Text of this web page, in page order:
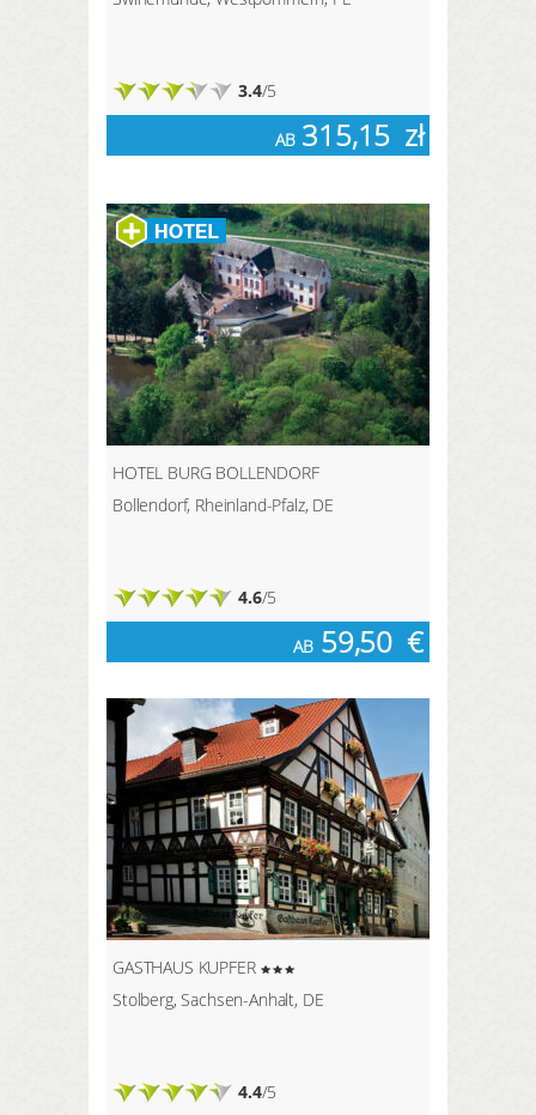
3.4/5
AB315,15 zł
HOTEL BURG BOLLENDORF
Bollendorf, Rheinland-Pfalz, DE
4.6/5
AB 59,50 €
GASTHAUS KUPFER
Stolberg, Sachsen-Anhalt, DE
4.4/5